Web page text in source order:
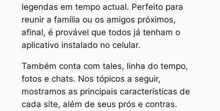
legendas em tempo actual. Perfeito para
reunir a família ou os amigos próximos,
afinal, é provável que todos já tenham o
aplicativo instalado no celular.
Também conta com tales, linha do tempo,
fotos e chats. Nos tópicos a seguir,
mostramos as principais características de
cada site, além de seus prós e contras.